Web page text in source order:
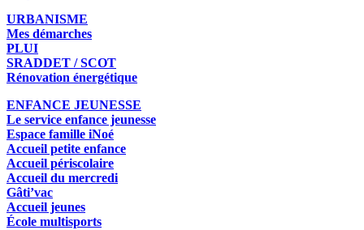
URBANISME
Mes démarches
PLUI
SRADDET / SCOT
Rénovation énergétique
ENFANCE JEUNESSE
Le service enfance jeunesse
Espace famille iNoé
Accueil petite enfance
Accueil périscolaire
Accueil du mercredi
Gâti’vac
Accueil jeunes
École multisports